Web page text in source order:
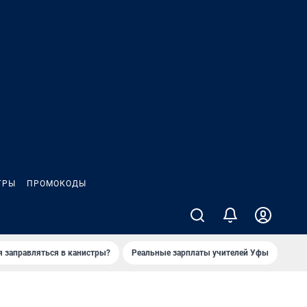
ПРОМОКОДЫ
заправляться в канистры? Реальные зарплаты учителей Уфы